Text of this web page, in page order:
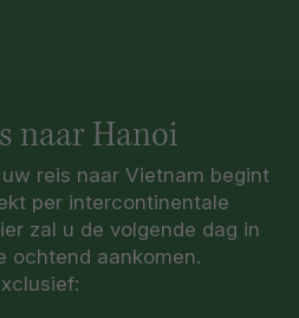
naar Hanoi
reis naar Vietnam begint
per intercontinentale
zal u de volgende dag in
ochtend aankomen.